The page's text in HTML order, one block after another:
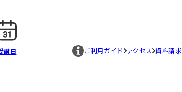
講日 ご利用ガイド アクセス 資料請求